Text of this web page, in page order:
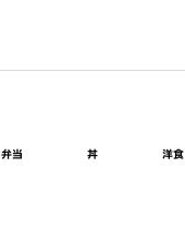
弁当 丼 洋食